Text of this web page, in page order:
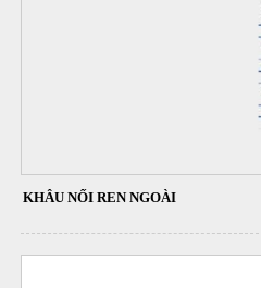
KHÂU NỐI REN NGOÀI